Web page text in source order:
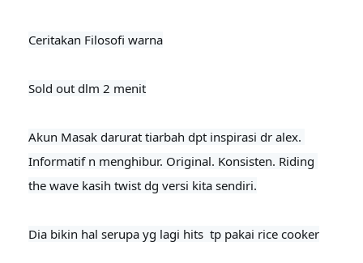
Ceritakan Filosofi warna
Sold out dlm 2 menit
Akun Masak darurat tiarbah dpt inspirasi dr alex.
Informatif n menghibur. Original. Konsisten. Riding
the wave kasih twist dg versi kita sendiri.
Dia bikin hal serupa yg lagi hits  tp pakai rice cooker